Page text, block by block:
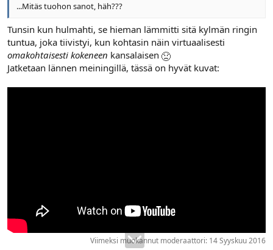
...Mitäs tuohon sanot, häh???
Tunsin kun hulmahti, se hieman lämmitti sitä kylmän ringin
tuntua, joka tiivistyi, kun kohtasin näin virtuaalisesti
omakohtaisesti kokeneen kansalaisen
Jatketaan lännen meiningillä, tässä on hyvät kuvat:
Viimeksi muokannut moderaattori: 14 Syyskuu 2016